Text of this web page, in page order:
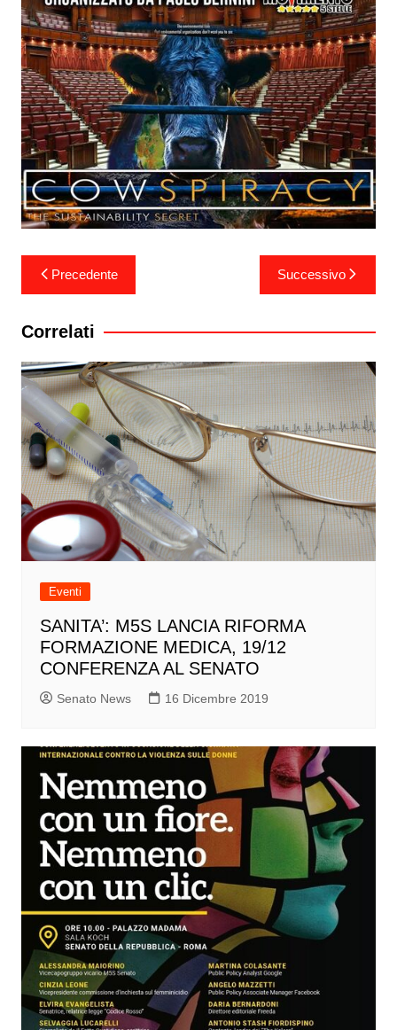
Navigazione
articoli
Precedente Successivo
Correlati
Eventi
SANITA’: M5S LANCIA RIFORMA
FORMAZIONE MEDICA, 19/12
CONFERENZA AL SENATO
Senato News 16 Dicembre 2019